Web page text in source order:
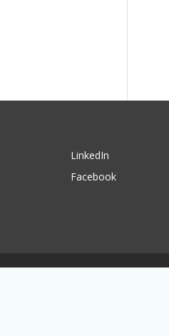
LinkedIn
Facebook